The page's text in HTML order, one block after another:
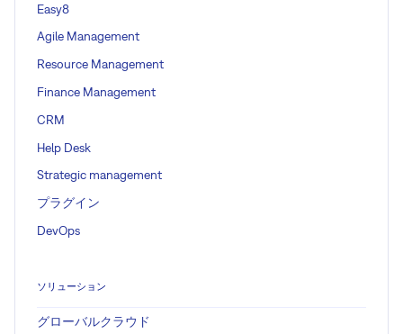
Easy8
Agile Management
Resource Management
Finance Management
CRM
Help Desk
Strategic management
プラグイン
DevOps
ソリューション
グローバルクラウド